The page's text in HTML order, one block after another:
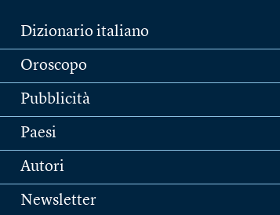
Dizionario italiano
Oroscopo
Pubblicità
Paesi
Autori
Newsletter